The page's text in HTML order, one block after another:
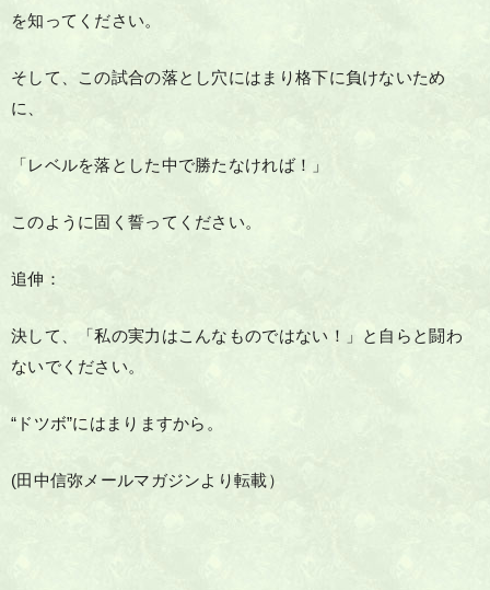
を知ってください。
そして、この試合の落とし穴にはまり格下に負けないため
に、
「レベルを落とした中で勝たなければ！」
このように固く誓ってください。
追伸：
決して、「私の実力はこんなものではない！」と自らと闘わ
ないでください。
“ドツボ”にはまりますから。
(田中信弥メールマガジンより転載）